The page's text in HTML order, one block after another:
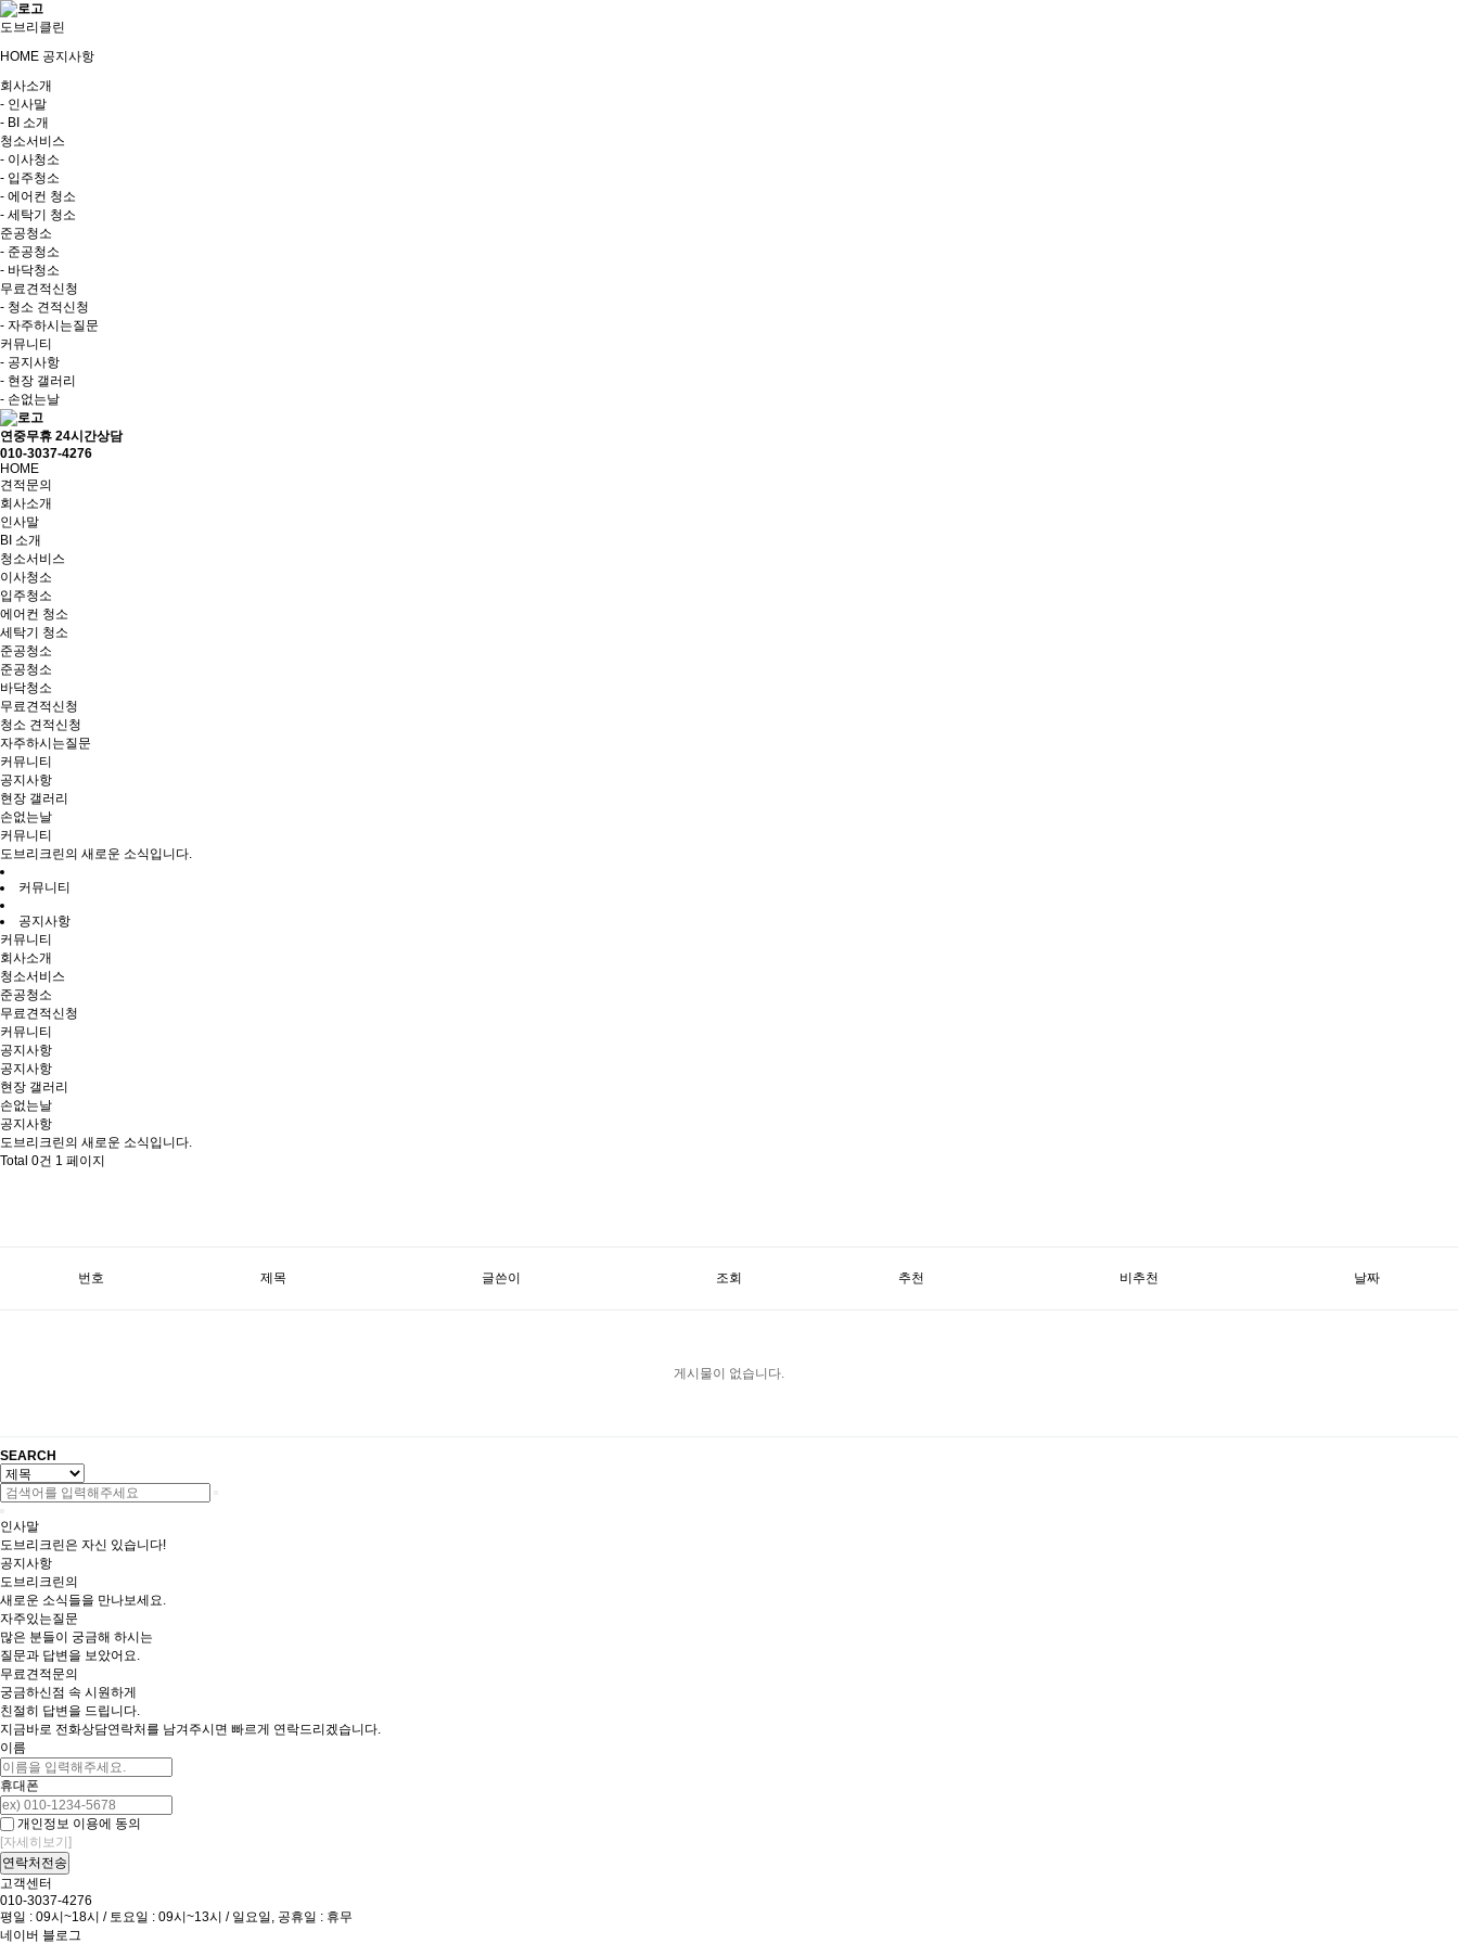
도브리클린
HOME 공지사항
회사소개
- 인사말
- BI 소개
청소서비스
- 이사청소
- 입주청소
- 에어컨 청소
- 세탁기 청소
준공청소
- 준공청소
- 바닥청소
무료견적신청
- 청소 견적신청
- 자주하시는질문
커뮤니티
- 공지사항
- 현장 갤러리
- 손없는날
연중무휴 24시간상담
010-3037-4276
HOME
견적문의
회사소개
인사말
BI 소개
청소서비스
이사청소
입주청소
에어컨 청소
세탁기 청소
준공청소
준공청소
바닥청소
무료견적신청
청소 견적신청
자주하시는질문
커뮤니티
공지사항
현장 갤러리
손없는날
커뮤니티
도브리크린의 새로운 소식입니다.
커뮤니티
공지사항
커뮤니티
회사소개
청소서비스
준공청소
무료견적신청
커뮤니티
공지사항
공지사항
현장 갤러리
손없는날
공지사항
도브리크린의 새로운 소식입니다.
Total 0건 1 페이지
번호 제목 글쓴이 조회 추천 비추천 날짜
게시물이 없습니다.
SEARCH
인사말
도브리크린은 자신 있습니다!
공지사항
도브리크린의
새로운 소식들을 만나보세요.
자주있는질문
많은 분들이 궁금해 하시는
질문과 답변을 보았어요.
무료견적문의
궁금하신점 속 시원하게
친절히 답변을 드립니다.
지금바로 전화상담연락처를 남겨주시면 빠르게 연락드리겠습니다.
이름
휴대폰
개인정보 이용에 동의
[자세히보기]
고객센터
010-3037-4276
평일 : 09시~18시 / 토요일 : 09시~13시 / 일요일, 공휴일 : 휴무
네이버 블로그